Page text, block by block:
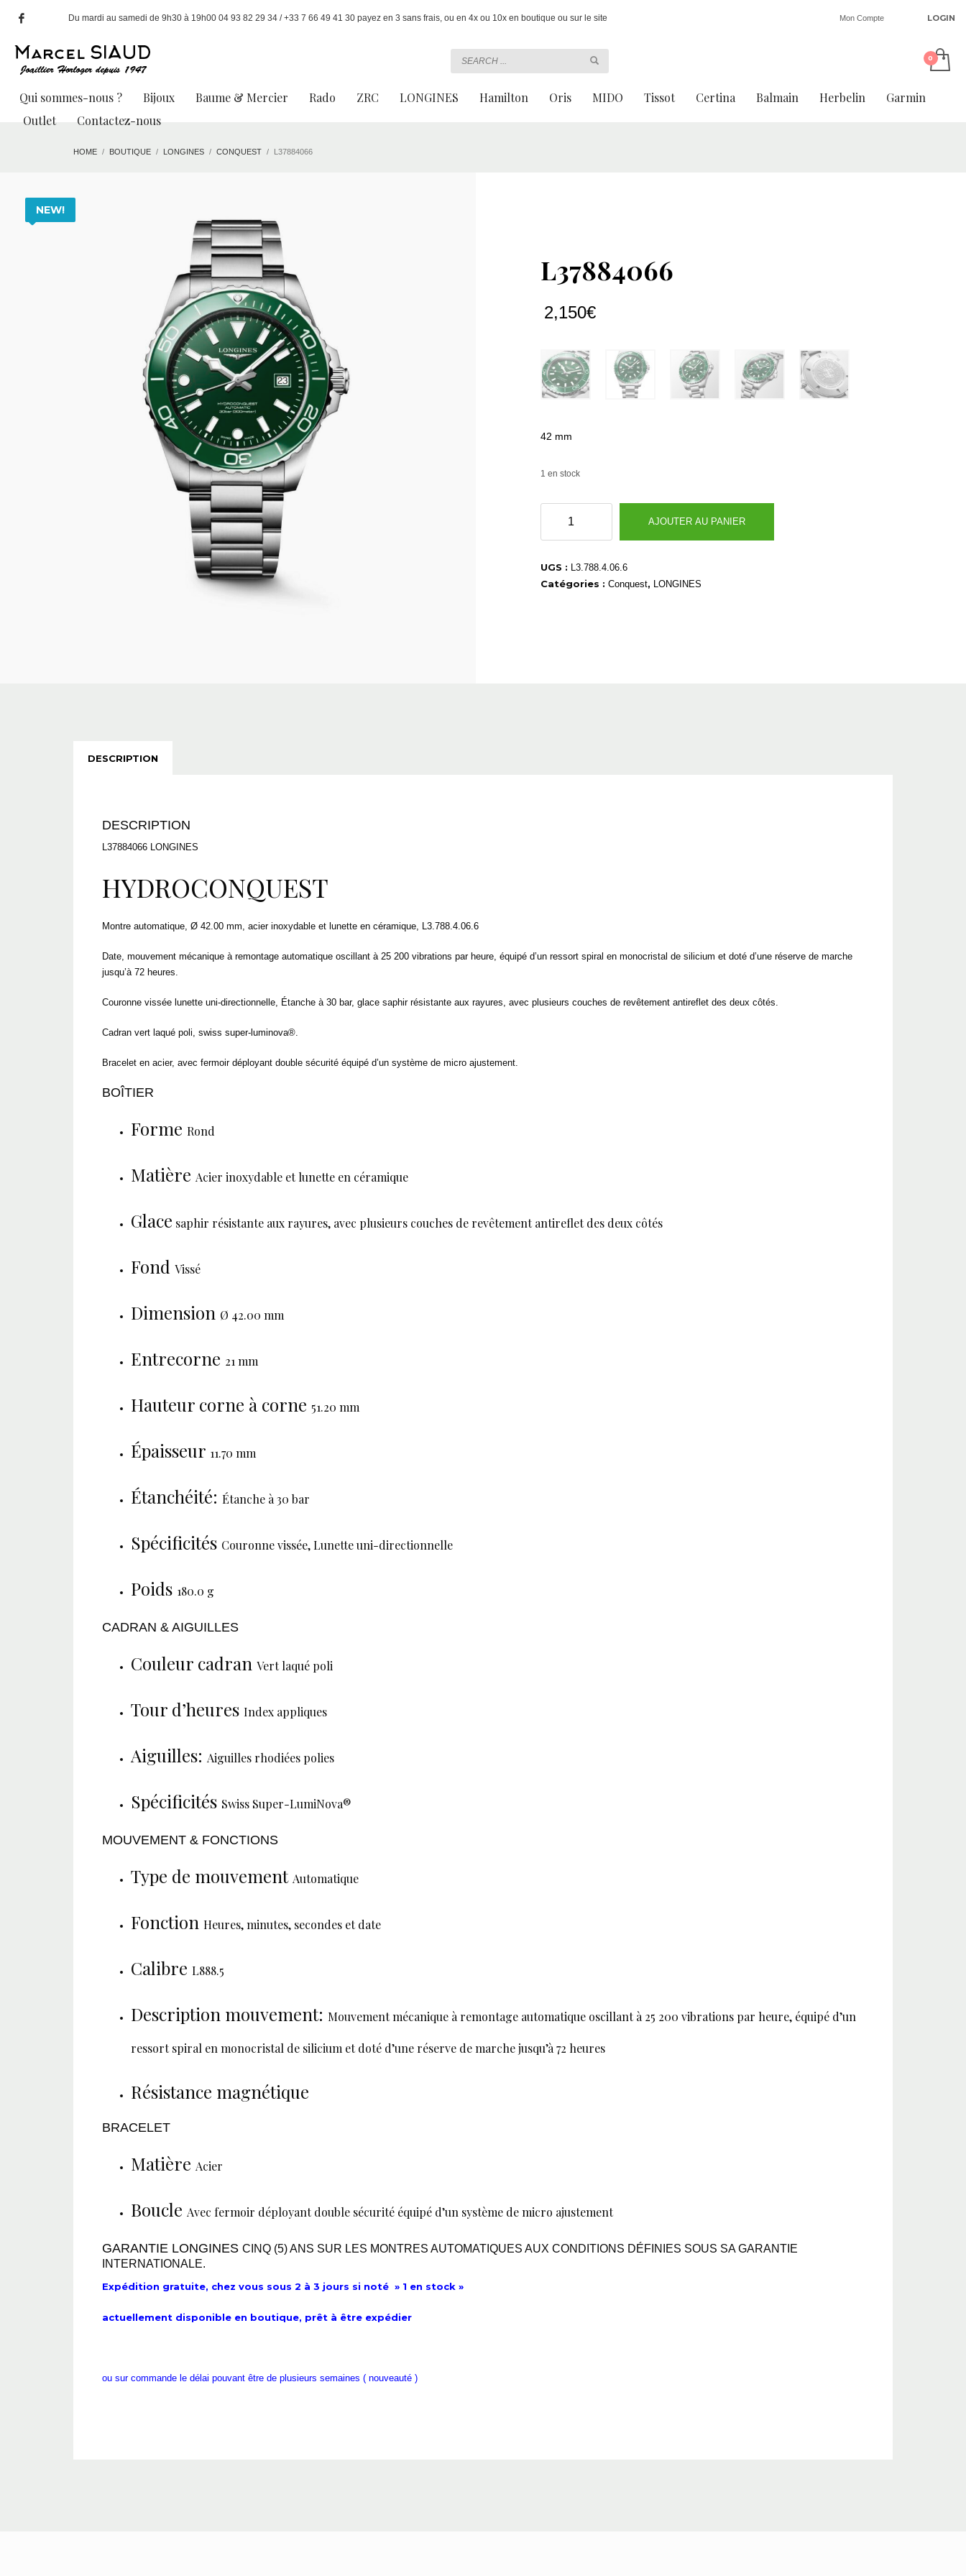
Du mardi au samedi de 9h30 à 19h00 04 93 82 29 34 / +33 7 66 49 41 30 payez en 3 sans frais, ou en 4x ou 10x en boutique ou sur le site Mon Compte LOGIN
Qui sommes-nous ? Bijoux Baume & Mercier Rado ZRC LONGINES Hamilton Oris MIDO Tissot Certina Balmain Herbelin
Garmin
Outlet
Contactez-nous
HOME BOUTIQUE LONGINES CONQUEST L37884066
NEW!
L37884066
2,150€
42 mm
1 en stock
L37884066
AJOUTER AU PANIER
UGS : L3.788.4.06.6
Catégories : Conquest, LONGINES
DESCRIPTION
DESCRIPTION
L37884066 LONGINES
HYDROCONQUEST
L3.788.4.06.6
Montre automatique, Ø 42.00 mm, acier inoxydable et lunette en céramique, L3.788.4.06.6
Date, mouvement mécanique à remontage automatique oscillant à 25 200 vibrations par heure, équipé d’un ressort spiral en monocristal de silicium et doté d’une réserve de marche
jusqu’à 72 heures.
Couronne vissée lunette uni-directionnelle, Étanche à 30 bar, glace saphir résistante aux rayures, avec plusieurs couches de revêtement antireflet des deux côtés.
Cadran vert laqué poli, swiss super-luminova®.
Bracelet en acier, avec fermoir déployant double sécurité équipé d’un système de micro ajustement.
BOÎTIER
Forme Rond
Matière Acier inoxydable et lunette en céramique
Glace saphir résistante aux rayures, avec plusieurs couches de revêtement antireflet des deux côtés
Fond Vissé
Dimension Ø 42.00 mm
Entrecorne 21 mm
Hauteur corne à corne 51.20 mm
Épaisseur 11.70 mm
Étanchéité: Étanche à 30 bar
Spécificités Couronne vissée, Lunette uni-directionnelle
Poids 180.0 g
CADRAN & AIGUILLES
Couleur cadran Vert laqué poli
Tour d’heures Index appliques
Aiguilles: Aiguilles rhodiées polies
Spécificités Swiss Super-LumiNova®
MOUVEMENT & FONCTIONS
Type de mouvement Automatique
Fonction Heures, minutes, secondes et date
Calibre L888.5
Description mouvement: Mouvement mécanique à remontage automatique oscillant à 25 200 vibrations par heure, équipé d’un
ressort spiral en monocristal de silicium et doté d’une réserve de marche jusqu’à 72 heures
Résistance magnétique
BRACELET
Matière Acier
Boucle Avec fermoir déployant double sécurité équipé d’un système de micro ajustement
GARANTIE LONGINES CINQ (5) ANS SUR LES MONTRES AUTOMATIQUES AUX CONDITIONS DÉFINIES SOUS SA GARANTIE
INTERNATIONALE.
Expédition gratuite, chez vous sous 2 à 3 jours si noté » 1 en stock »
actuellement disponible en boutique, prêt à être expédier
ou sur commande le délai pouvant être de plusieurs semaines ( nouveauté )